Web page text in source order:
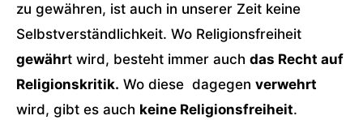
zu gewähren, ist auch in unserer Zeit keine
Selbstverständlichkeit. Wo Religionsfreiheit
gewährt wird, besteht immer auch das Recht auf
Religionskritik. Wo diese dagegen verwehrt
wird, gibt es auch keine Religionsfreiheit.